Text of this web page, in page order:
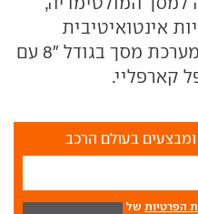
אינטואיטיבית
מבעבר. כמו בדגם היוצא, למערכת מסך בגודל "8 עם
קארפליי.
בעולם הרכב
הפרטיות של